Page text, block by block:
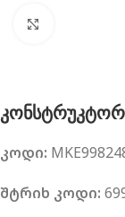
კოდი:
შტრიხ კოდი: